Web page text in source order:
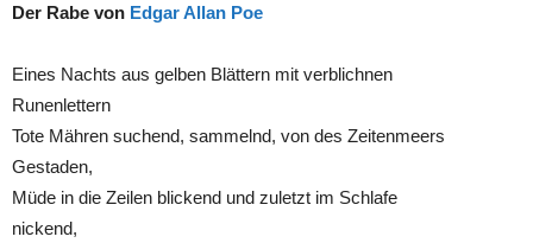
Der Rabe von Edgar Allan Poe
Eines Nachts aus gelben Blättern mit verblichnen
Runenlettern
Tote Mähren suchend, sammelnd, von des Zeitenmeers
Gestaden,
Müde in die Zeilen blickend und zuletzt im Schlafe
nickend,